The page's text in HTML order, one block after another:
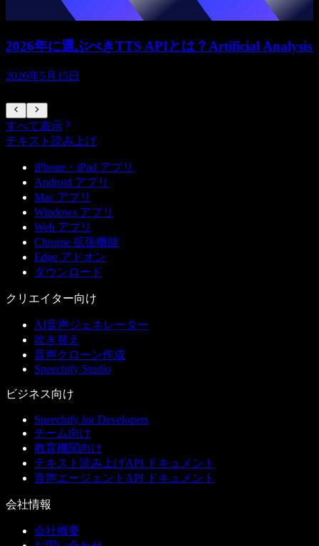
2026年に選ぶべきTTS APIとは？Artificial Analysis
2026年5月15日
すべて表示
テキスト読み上げ
iPhone・iPad アプリ
Android アプリ
Mac アプリ
Windows アプリ
Web アプリ
Chrome 拡張機能
Edge アドオン
ダウンロード
クリエイター向け
AI音声ジェネレーター
吹き替え
音声クローン作成
Speechify Studio
ビジネス向け
Speechify for Developers
チーム向け
教育機関向け
テキスト読み上げAPI ドキュメント
音声エージェントAPI ドキュメント
会社情報
会社概要